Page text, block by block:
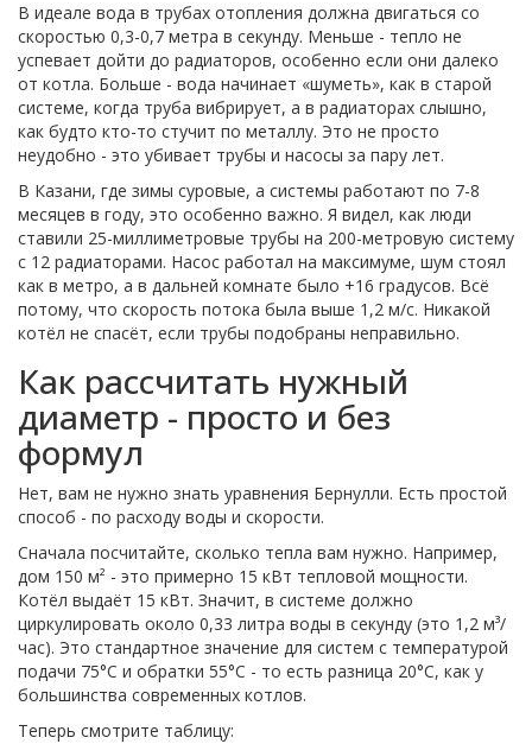
В идеале вода в трубах отопления должна двигаться со
скоростью 0,3-0,7 метра в секунду. Меньше - тепло не
успевает дойти до радиаторов, особенно если они далеко
от котла. Больше - вода начинает «шуметь», как в старой
системе, когда труба вибрирует, а в радиаторах слышно,
как будто кто-то стучит по металлу. Это не просто
неудобно - это убивает трубы и насосы за пару лет.
В Казани, где зимы суровые, а системы работают по 7-8
месяцев в году, это особенно важно. Я видел, как люди
ставили 25-миллиметровые трубы на 200-метровую систему
с 12 радиаторами. Насос работал на максимуме, шум стоял
как в метро, а в дальней комнате было +16 градусов. Всё
потому, что скорость потока была выше 1,2 м/с. Никакой
котёл не спасёт, если трубы подобраны неправильно.
Как рассчитать нужный
диаметр - просто и без
формул
Нет, вам не нужно знать уравнения Бернулли. Есть простой
способ - по расходу воды и скорости.
Сначала посчитайте, сколько тепла вам нужно. Например,
дом 150 м² - это примерно 15 кВт тепловой мощности.
Котёл выдаёт 15 кВт. Значит, в системе должно
циркулировать около 0,33 литра воды в секунду (это 1,2 м³/
час). Это стандартное значение для систем с температурой
подачи 75°C и обратки 55°C - то есть разница 20°C, как у
большинства современных котлов.
Теперь смотрите таблицу: